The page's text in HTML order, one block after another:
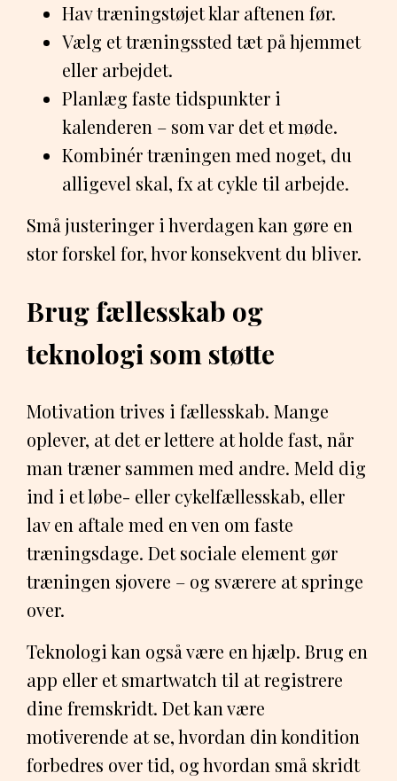
Hav træningstøjet klar aftenen før.
Vælg et træningssted tæt på hjemmet
eller arbejdet.
Planlæg faste tidspunkter i
kalenderen – som var det et møde.
Kombinér træningen med noget, du
alligevel skal, fx at cykle til arbejde.
Små justeringer i hverdagen kan gøre en
stor forskel for, hvor konsekvent du bliver.
Brug fællesskab og
teknologi som støtte
Motivation trives i fællesskab. Mange
oplever, at det er lettere at holde fast, når
man træner sammen med andre. Meld dig
ind i et løbe- eller cykelfællesskab, eller
lav en aftale med en ven om faste
træningsdage. Det sociale element gør
træningen sjovere – og sværere at springe
over.
Teknologi kan også være en hjælp. Brug en
app eller et smartwatch til at registrere
dine fremskridt. Det kan være
motiverende at se, hvordan din kondition
forbedres over tid, og hvordan små skridt